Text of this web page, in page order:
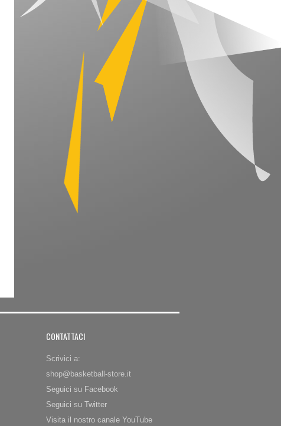
CONTATTACI
Scrivici a:
shop@basketball-store.it
Seguici su Facebook
Seguici su Twitter
Visita il nostro canale YouTube